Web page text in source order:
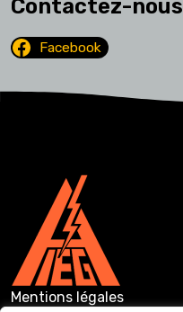
Contactez-nous
Facebook
Mentions légales